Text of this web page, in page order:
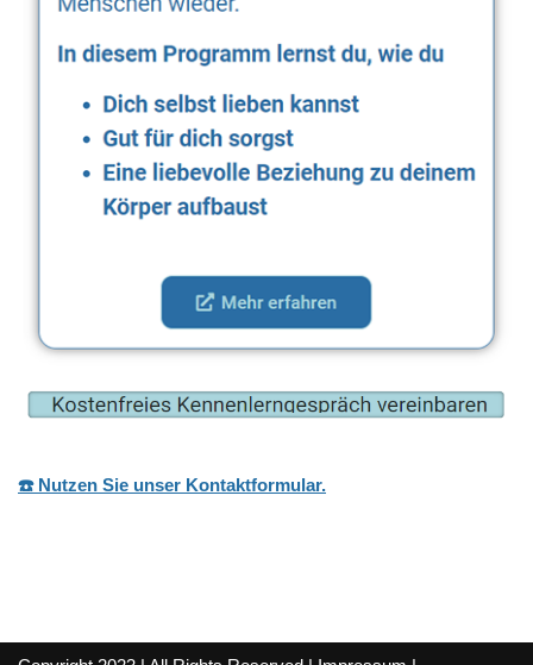
☎️ Nutzen Sie unser Kontaktformular.